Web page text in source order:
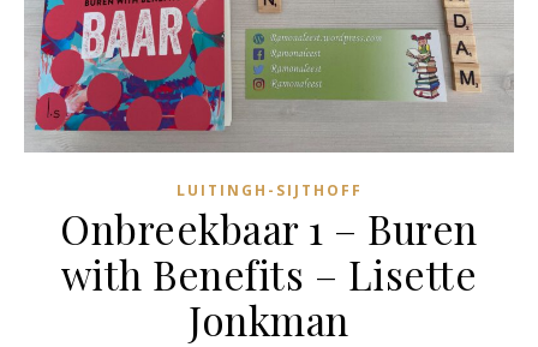
LUITINGH-SIJTHOFF
Onbreekbaar 1 – Buren
with Benefits – Lisette
Jonkman